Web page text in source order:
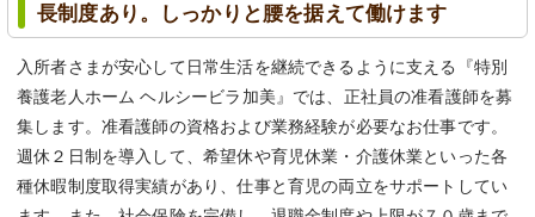
長制度あり。しっかりと腰を据えて働けます
入所者さまが安心して日常生活を継続できるように支える『特別
養護老人ホーム ヘルシービラ加美』では、正社員の准看護師を募
集します。准看護師の資格および業務経験が必要なお仕事です。
週休２日制を導入して、希望休や育児休業・介護休業といった各
種休暇制度取得実績があり、仕事と育児の両立をサポートしてい